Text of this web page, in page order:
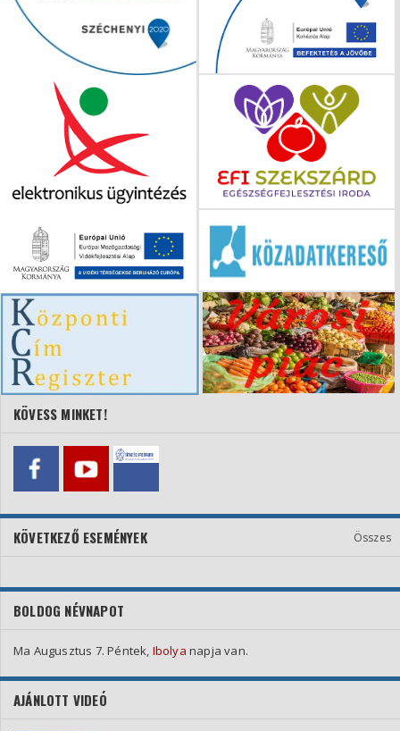
KÖVESS MINKET!
KÖVETKEZŐ ESEMÉNYEK Összes
BOLDOG NÉVNAPOT
Ma Augusztus 7. Péntek, Ibolya napja van.
AJÁNLOTT VIDEÓ